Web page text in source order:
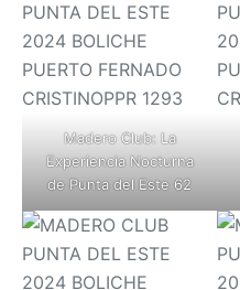
Madero Club: La
Experiencia Nocturna
de Punta del Este 62